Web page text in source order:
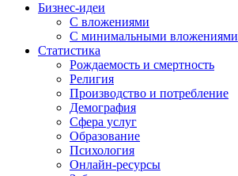
Бизнес-идеи
С вложениями
С минимальными вложениями
Статистика
Рождаемость и смертность
Религия
Производство и потребление
Демография
Сфера услуг
Образование
Психология
Онлайн-ресурсы